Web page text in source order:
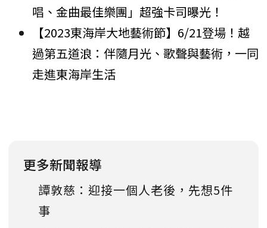
唱、金曲最佳樂團」超強卡司曝光！
【2023東海岸大地藝術節】6/21登場！越
過第五道浪：伴隨月光、歌聲與藝術，一同
走進東海岸生活
更多新聞報導
譚敦慈：迎接一個人老後，先想5件
事